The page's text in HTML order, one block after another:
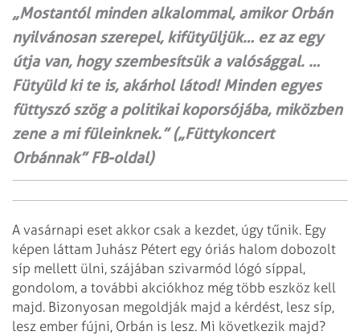
„Mostantól minden alkalommal, amikor Orbán
nyilvánosan szerepel, kifütyüljük… ez az egy
útja van, hogy szembesítsük a valósággal. …
Fütyüld ki te is, akárhol látod! Minden egyes
füttyszó szög a politikai koporsójába, miközben
zene a mi füleinknek.” („Füttykoncert
Orbánnak” FB-oldal)
A vasárnapi eset akkor csak a kezdet, úgy tűnik. Egy
képen láttam Juhász Pétert egy óriás halom dobozolt
síp mellett ülni, szájában szivarmód lógó síppal,
gondolom, a további akciókhoz még több eszköz kell
majd. Bizonyosan megoldják majd a kérdést, lesz síp,
lesz ember fújni, Orbán is lesz. Mi következik majd?